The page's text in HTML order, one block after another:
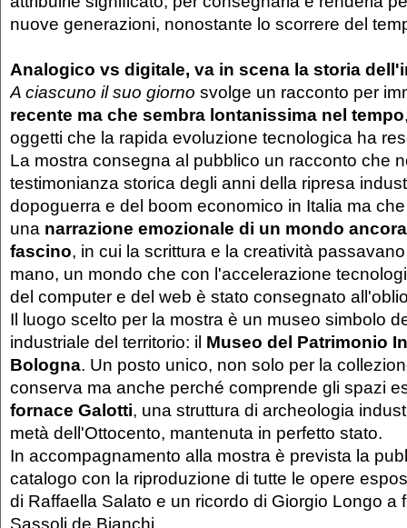
nuove generazioni, nonostante lo scorrere del
Analogico vs digitale, va in scena la storia
A ciascuno il suo giorno svolge un racconto per
recente ma che sembra lontanissima nel tempo
oggetti che la rapida evoluzione tecnologica ha
La mostra consegna al pubblico un racconto che
testimonianza storica degli anni della ripresa
dopoguerra e del boom economico in Italia ma
una narrazione emozionale di un mondo
fascino, in cui la scrittura e la creatività
mano, un mondo che con l'accelerazione
del computer e del web è stato consegnato
Il luogo scelto per la mostra è un museo simbolo
industriale del territorio: il Museo del Patrimonio
Bologna. Un posto unico, non solo per la
conserva ma anche perché comprende gli spazi
fornace Galotti, una struttura di archeologia
metà dell'Ottocento, mantenuta in perfetto stato.
In accompagnamento alla mostra è prevista la
catalogo con la riproduzione di tutte le opere
di Raffaella Salato e un ricordo di Giorgio Longo a
Sassoli de Bianchi.